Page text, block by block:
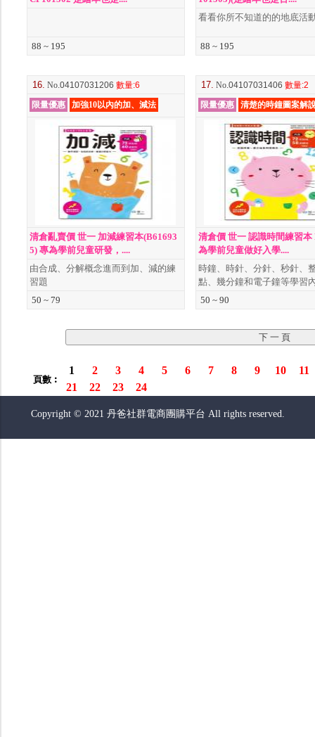
88 ~ 195
看看你所不知道的的地底活
88 ~ 195
16. No.04107031206 數量:6
限量優惠
加強10以內的加、減法
清倉亂賣價 世一 加減練習本(B61693
5) 專為學前兒童研發，....
由合成、分解概念進而到加、減的練
習題
50 ~ 79
17. No.04107031406 數量:2
限量優惠
清楚的時鐘圖案解
清倉價 世一 認識時間練習本
為學前兒童做好入學....
時鐘、時針、分針、秒針、
點、幾分鐘和電子鐘等學習
50 ~ 90
頁數︰
1 2 3 4 5 6 7 8 9 10
11
21
22 23 24
Copyright © 2021 丹爸社群電商團購平台 All rights reserved.